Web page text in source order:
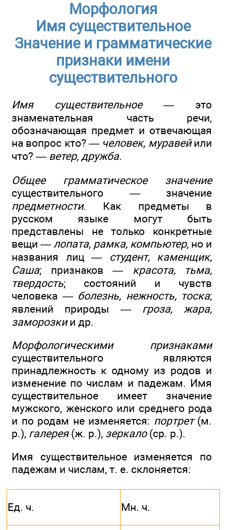
Морфология
Имя существительное
Значение и грамматические
признаки имени
существительного
Имя существительное— это
знаменательная часть речи,
обозначающая предмет и отвечающая
на вопрос кто? — человек, муравейили
что? — ветер, дружба.
Общее грамматическое значение
существительного — значение
предметности. Как предметы в
русском языке могут быть
представлены не только конкретные
вещи — лопата, рамка, компьютер, но и
названия лиц — студент, каменщик,
Саша; признаков — красота, тьма,
твердость; состояний и чувств
человека — болезнь, нежность, тоска;
явлений природы — гроза, жара,
заморозкии др.
Морфологическими признаками
существительного являются
принадлежность к одному из родов и
изменение по числам и падежам. Имя
существительное имеет значение
мужского, женского или среднего рода
и по родам не изменяется: портрет(м.
р.), галерея(ж. р.), зеркало(ср. р.).
Имя существительное изменяется по
падежам и числам, т. е. склоняется:
Ед. ч. Мн. ч.